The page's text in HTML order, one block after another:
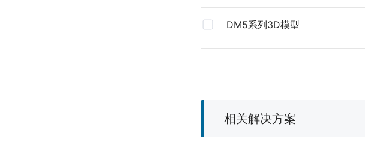
DM5系列3D模型
相关解决方案